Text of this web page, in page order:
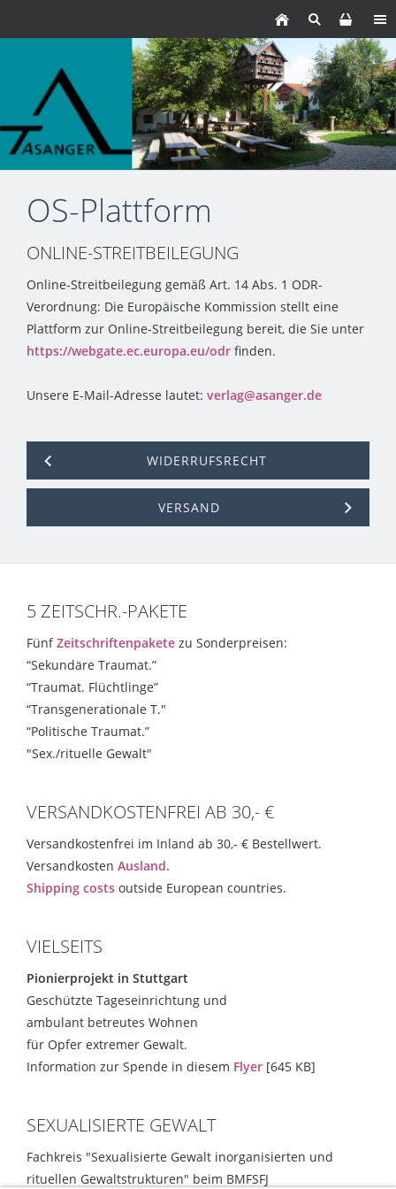
OS-Plattform
ONLINE-STREITBEILEGUNG
Online-Streitbeilegung gemäß Art. 14 Abs. 1 ODR-
Verordnung: Die Europäische Kommission stellt eine
Plattform zur Online-Streitbeilegung bereit, die Sie unter
https://webgate.ec.europa.eu/odr finden.
Unsere E-Mail-Adresse lautet: verlag@asanger.de
WIDERRUFSRECHT
VERSAND
5 ZEITSCHR.-PAKETE
FünfZeitschriftenpakete zu Sonderpreisen:
“Sekundäre Traumat.”
“Traumat. Flüchtlinge”
“Transgenerationale T."
“Politische Traumat.”
"Sex./rituelle Gewalt"
VERSANDKOSTENFREI AB 30,- €
Versandkostenfrei im Inland ab 30,- € Bestellwert.
Versandkosten Ausland.
Shipping costs outside European countries.
VIELSEITS
Pionierprojekt in Stuttgart
Geschützte Tageseinrichtung und
ambulant betreutes Wohnen
für Opfer extremer Gewalt.
Information zur Spende in diesem Flyer [645 KB]
SEXUALISIERTE GEWALT
Fachkreis "Sexualisierte Gewalt inorganisierten und
rituellen Gewaltstrukturen" beim BMFSFJ